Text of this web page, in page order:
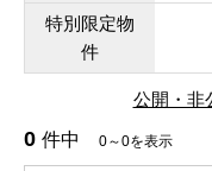
特別限定物
件
公開・非
0 件中 0～0を表示